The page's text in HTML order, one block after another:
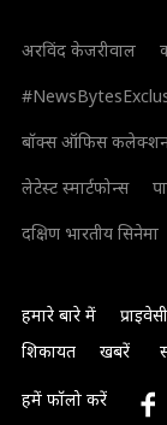
अरविंद केजरीवाल
बॉक्स ऑफिस
लेटेस्ट स्मार्टफोन्स
दक्षिण भारतीय सिनेमा
हमारे बारे में
शिकायत
खबरें
हमें फॉलो करें